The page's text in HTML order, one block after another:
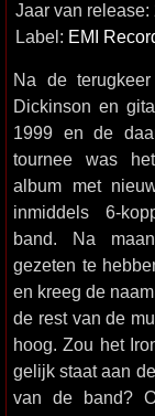
Jaar van release:
Label: EMI
Na de
Dickinson en
1999 en de
tournee was
album met
inmiddels 6-
band. Na
gezeten te
en kreeg de naam
de rest van de
hoog. Zou het
gelijk staat aan
van de band?